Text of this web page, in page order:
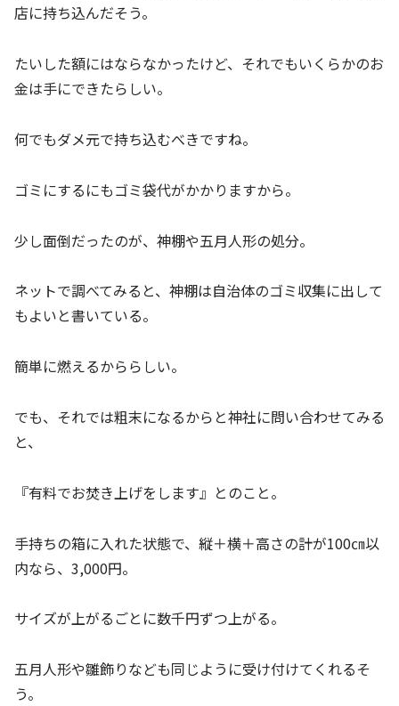
店に持ち込んだそう。
たいした額にはならなかったけど、それでもいくらかのお
金は手にできたらしい。
何でもダメ元で持ち込むべきですね。
ゴミにするにもゴミ袋代がかかりますから。
少し面倒だったのが、神棚や五月人形の処分。
ネットで調べてみると、神棚は自治体のゴミ収集に出して
もよいと書いている。
簡単に燃えるかららしい。
でも、それでは粗末になるからと神社に問い合わせてみる
と、
『有料でお焚き上げをします』とのこと。
手持ちの箱に入れた状態で、縦＋横＋高さの計が100㎝以
内なら、3,000円。
サイズが上がるごとに数千円ずつ上がる。
五月人形や雛飾りなども同じように受け付けてくれるそ
う。